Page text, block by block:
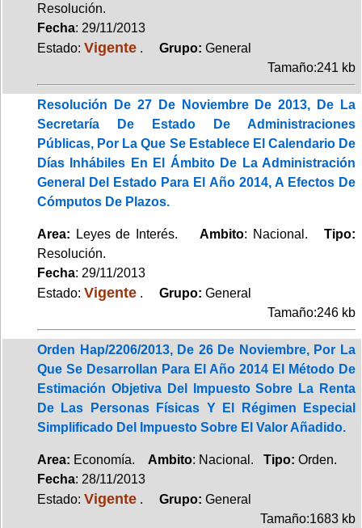
Resolución.
Fecha: 29/11/2013
Estado: Vigente . Grupo: General
Tamaño:241 kb
Resolución De 27 De Noviembre De 2013, De La
Secretaría De Estado De Administraciones
Públicas, Por La Que Se Establece El Calendario De
Días Inhábiles En El Ámbito De La Administración
General Del Estado Para El Año 2014, A Efectos De
Cómputos De Plazos.
Area: Leyes de Interés.Ambito: Nacional.Tipo:
Resolución.
Fecha: 29/11/2013
Estado: Vigente . Grupo: General
Tamaño:246 kb
Orden Hap/2206/2013, De 26 De Noviembre, Por La
Que Se Desarrollan Para El Año 2014 El Método De
Estimación Objetiva Del Impuesto Sobre La Renta
De Las Personas Físicas Y El Régimen Especial
Simplificado Del Impuesto Sobre El Valor Añadido.
Area: Economía. Ambito: Nacional. Tipo: Orden.
Fecha: 28/11/2013
Estado: Vigente . Grupo: General
Tamaño:1683 kb